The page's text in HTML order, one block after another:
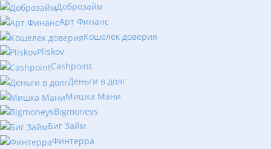
Доброзайм
Арт Финанс
Кошелек доверия
Pliskov
Cashpoint
Деньги в долг
Мишка Мани
Bigmoneys
Биг Займ
Финтерра